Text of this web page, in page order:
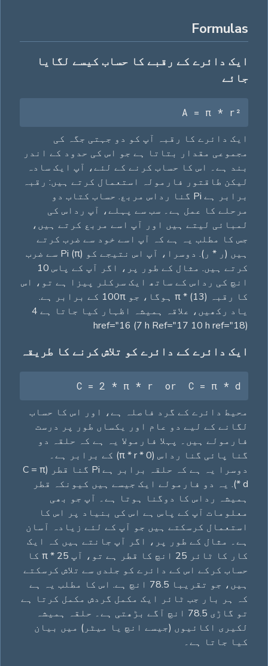
Formulas
ایک دائرے کے رقبے کا حساب کیسے لگایا
جائے
A = π * r²
ایک دائرے کا رقبہ آپ کو دو جہتی جگہ کی
مجموعی مقدار بتاتا ہے جو اس کی حدود کے اندر
بند ہے۔ اس کا حساب کرنے کے لئے، آپ ایک سادہ
لیکن طاقتور فارمولہ استعمال کرتے ہیں: رقبہ
برابر ہے Pi گنا رداس مربع. حساب کتاب دو
مرحلے کا عمل ہے۔ سب سے پہلے، آپ رداس کی
لمبائی لیتے ہیں اور آپ اسے مربع کرتے ہیں،
جس کا مطلب یہ ہے کہ آپ اسے خود سے ضرب کرتے
ہیں (ر * ر). دوسرا، آپ اس نتیجے کو Pi (π) سے ضرب
کرتے ہیں. مثال کے طور پر، اگر آپ کے پاس 10
انچ کی رداس کے ساتھ ایک سرکلر پیزا ہے تو، اس
کا رقبہ π * (13) ہوگا، جو 100π کے برابر ہے.
یاد رکھیں، علاقہ ہمیشہ اظہار کیا جاتا ہے 4
href="16 (7 h Ref="17 10 h ref="18)
ایک دائرے کے دائرے کو تلاش کرنے کا طریقہ
C = 2 * π * r  or  C = π * d
محيط دائرے کے گرد فاصلہ ہے، اور اس کا حساب
لگانے کے لیے دو عام اور یکساں طور پر درست
فارمولے ہیں۔ پہلا فارمولا یہ ہے کہ حلقہ دو
گنا پائی گنا رداس (0 * π * r) کے برابر ہے۔
دوسرا یہ ہے کہ حلقہ برابر ہے Pi گنا قطر (C = π
* d). یہ دو فارمولے ایک جیسے ہیں کیونکہ قطر
ہمیشہ رداس کا دوگنا ہوتا ہے۔ آپ جو بھی
معلومات آپ کے پاس ہے اس کی بنیاد پر اس کا
استعمال کرسکتے ہیں جو آپ کے لئے زیادہ آسان
ہے۔ مثال کے طور پر، اگر آپ جانتے ہیں کہ ایک
کار کا ٹائر 25 انچ کا قطر ہے تو، آپ 25 * π کا
حساب کرکے اس کے دائرے کو جلدی سے تلاش کرسکتے
ہیں، جو تقریبا 78.5 انچ ہے. اس کا مطلب یہ ہے
کہ ہر بار جب ٹائر ایک مکمل گردش مکمل کرتا ہے
تو گاڑی 78.5 انچ آگے بڑھتی ہے۔ حلقہ ہمیشہ
لکیری اکائیوں (جیسے انچ یا میٹر) میں بیان
کیا جاتا ہے۔